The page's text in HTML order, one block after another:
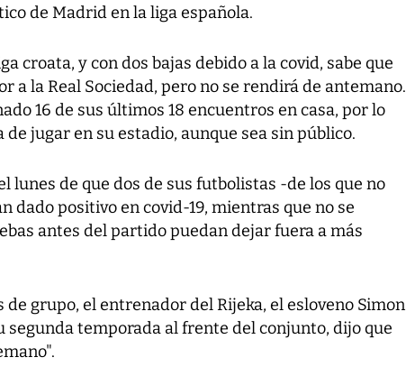
de Madrid en la liga española.
croata, y con dos bajas debido a la covid, sabe que
a la Real Sociedad, pero no se rendirá de antemano.
16 de sus últimos 18 encuentros en casa, por lo
de jugar en su estadio, aunque sea sin público.
lunes de que dos de sus futbolistas -de los que no
dado positivo en covid-19, mientras que no se
antes del partido puedan dejar fuera a más
de grupo, el entrenador del Rijeka, el esloveno Simon
segunda temporada al frente del conjunto, dijo que